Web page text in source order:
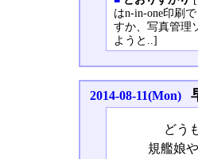
はn-in-one印刷
すか、写真管理
ようと..]
2014-08-11(Mon)
どう
規艦娘